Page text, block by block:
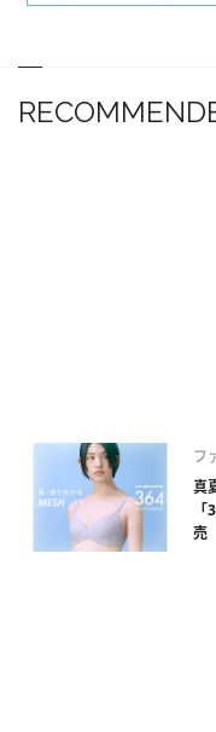
フ
真
売